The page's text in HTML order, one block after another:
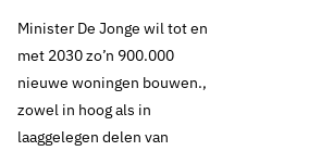
Minister De Jonge wil tot en
met 2030 zo’n 900.000
nieuwe woningen bouwen.,
zowel in hoog als in
laaggelegen delen van